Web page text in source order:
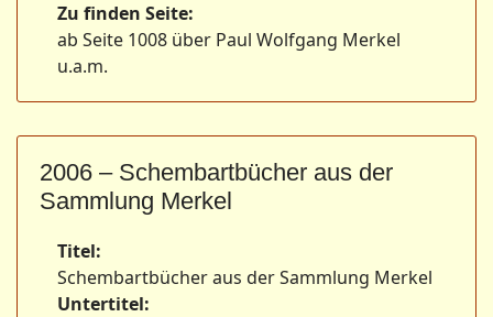
Zu finden Seite:
ab Seite 1008 über Paul Wolfgang Merkel
u.a.m.
2006 – Schembartbücher aus der
Sammlung Merkel
Titel:
Schembartbücher aus der Sammlung Merkel
Untertitel: